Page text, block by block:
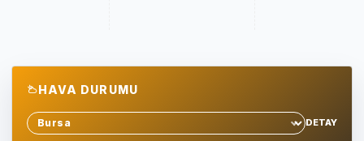
HAVA DURUMU
Sehir sec
DETAY